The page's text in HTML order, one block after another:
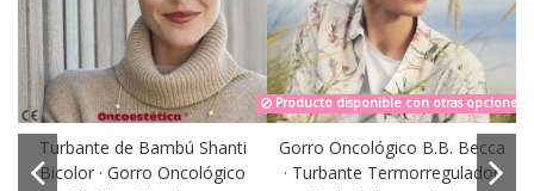
Turbante de Bambú Shanti
Bicolor · Gorro Oncológico
Producto disponible con otras opciones
Gorro Oncológico B.B. Becca
· Turbante Termorregulador